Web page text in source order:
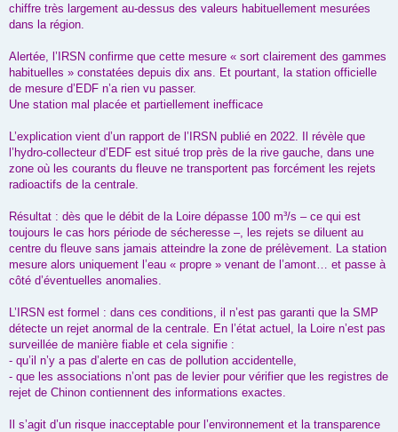
chiffre très largement au-dessus des valeurs habituellement mesurées
dans la région.
Alertée, l’IRSN confirme que cette mesure « sort clairement des gammes
habituelles » constatées depuis dix ans. Et pourtant, la station officielle
de mesure d’EDF n’a rien vu passer.
Une station mal placée et partiellement inefficace
L’explication vient d’un rapport de l’IRSN publié en 2022. Il révèle que
l’hydro-collecteur d’EDF est situé trop près de la rive gauche, dans une
zone où les courants du fleuve ne transportent pas forcément les rejets
radioactifs de la centrale.
Résultat : dès que le débit de la Loire dépasse 100 m³/s – ce qui est
toujours le cas hors période de sécheresse –, les rejets se diluent au
centre du fleuve sans jamais atteindre la zone de prélèvement. La station
mesure alors uniquement l’eau « propre » venant de l’amont… et passe à
côté d’éventuelles anomalies.
L’IRSN est formel : dans ces conditions, il n’est pas garanti que la SMP
détecte un rejet anormal de la centrale. En l’état actuel, la Loire n’est pas
surveillée de manière fiable et cela signifie :
- qu’il n’y a pas d’alerte en cas de pollution accidentelle,
- que les associations n’ont pas de levier pour vérifier que les registres de
rejet de Chinon contiennent des informations exactes.
Il s’agit d’un risque inacceptable pour l’environnement et la transparence